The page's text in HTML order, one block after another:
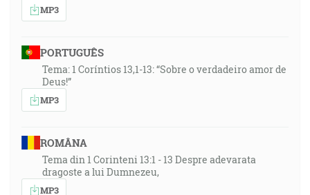
MP3
PORTUGUÊS
Tema: 1 Coríntios 13,1-13: “Sobre o verdadeiro amor de
Deus!”
MP3
ROMÂNA
Tema din 1 Corinteni 13:1 - 13 Despre adevarata
dragoste a lui Dumnezeu,
MP3